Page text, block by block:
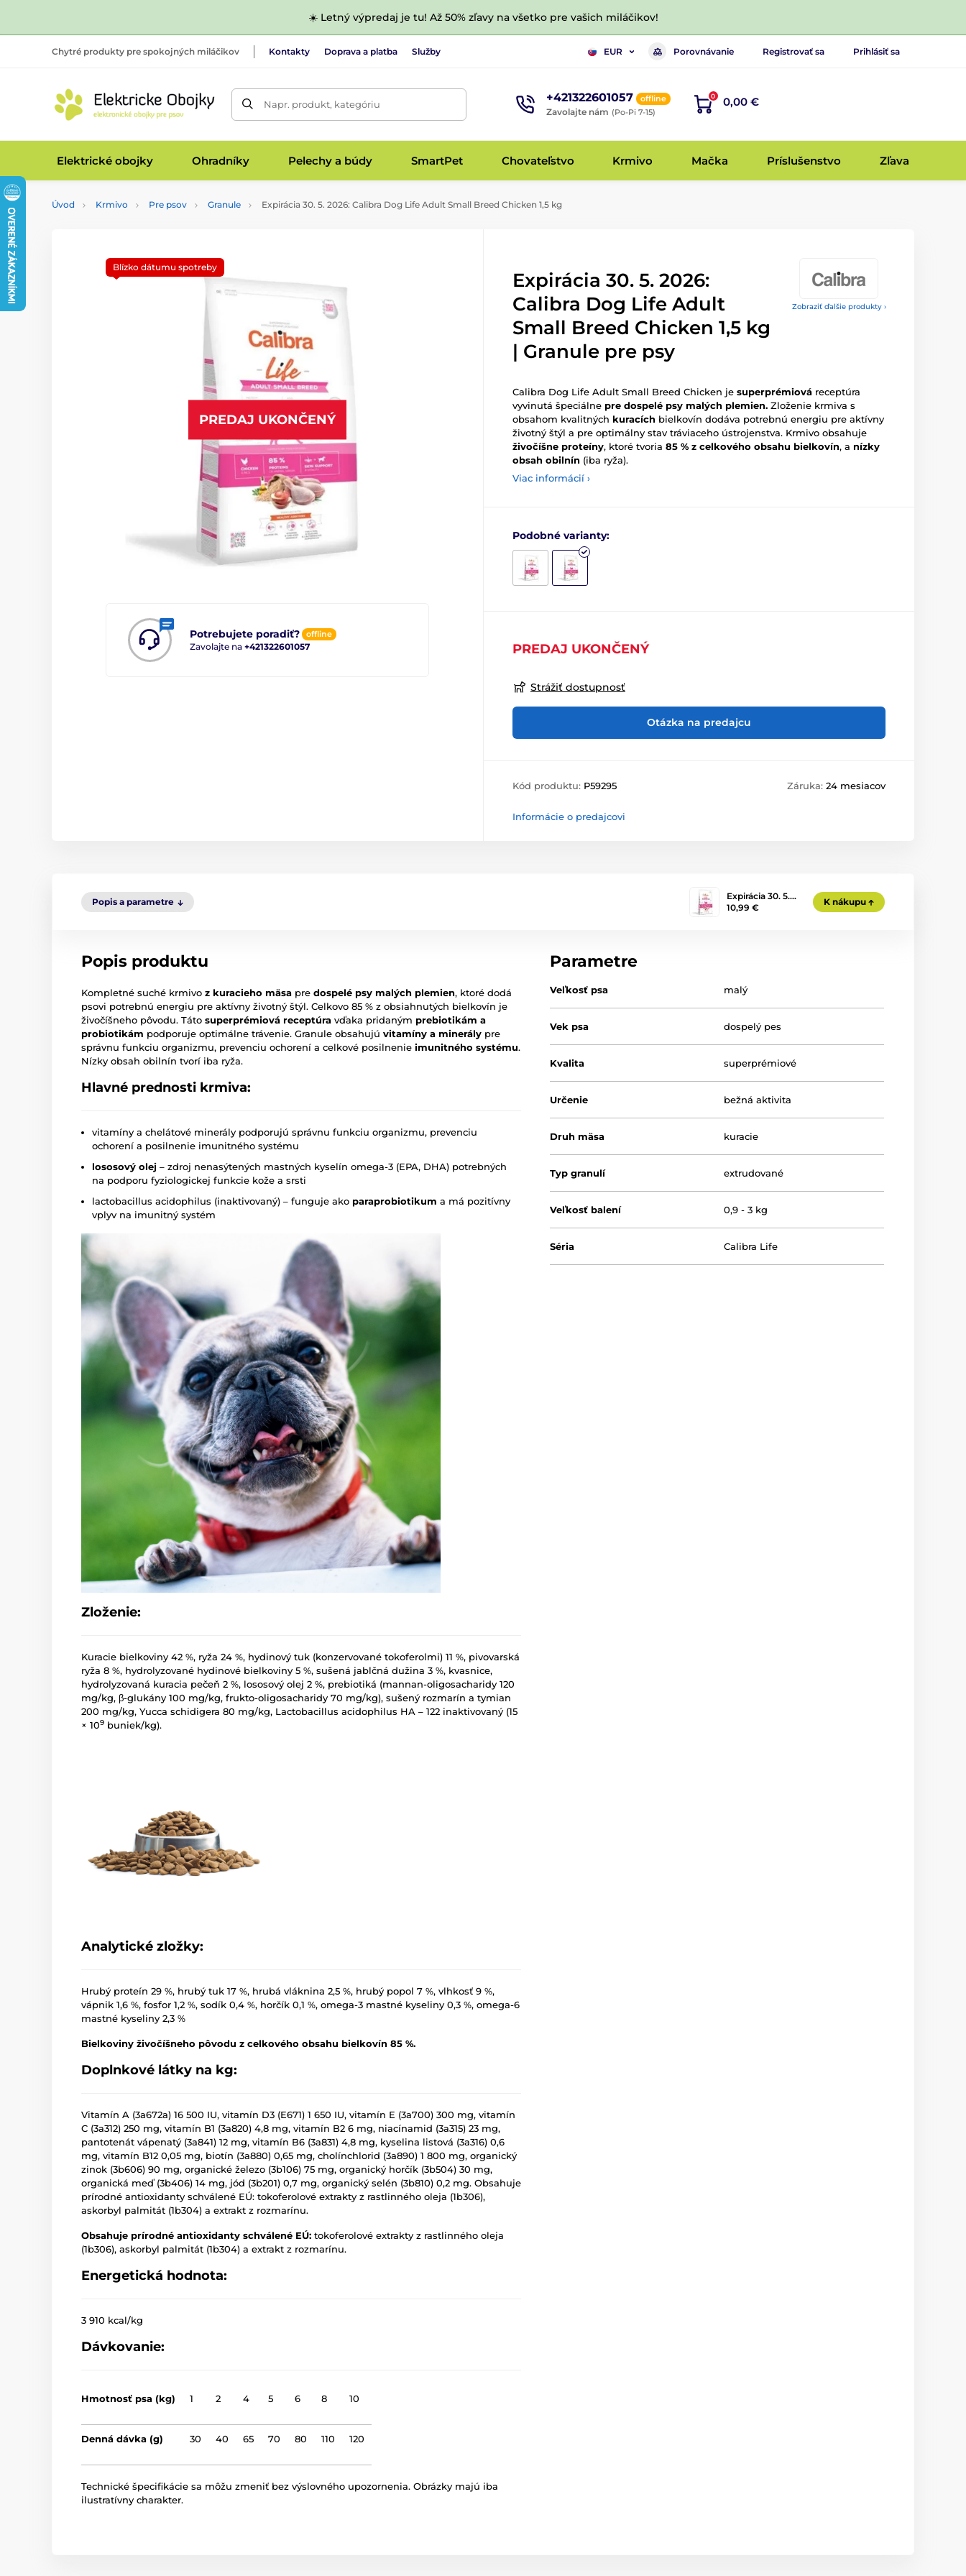
☀️ Letný výpredaj je tu! Až 50% zľavy na všetko pre vašich miláčikov!
Chytré produkty pre spokojných miláčikov Kontakty Doprava a platba Služby EUR Porovnávanie Registrovať sa Prihlásiť sa
Napr. produkt, kategóriu +421322601057 offline
Zavolajte nám (Po-Pi 7-15)
0 0,00 €
Elektrické obojky Ohradníky Pelechy a búdy SmartPet Chovateľstvo Krmivo Mačka Príslušenstvo Zľava
Úvod Krmivo Pre psov Granule Expirácia 30. 5. 2026: Calibra Dog Life Adult Small Breed Chicken 1,5 kg
Zobraziť ďalšie produkty ›
PREDAJ UKONČENÝ
Potrebujete poradiť? offline
Zavolajte na +421322601057
Blízko dátumu spotreby
Expirácia 30. 5. 2026:
Calibra Dog Life Adult
Small Breed Chicken 1,5 kg
| Granule pre psy
Calibra Dog Life Adult Small Breed Chicken je superprémiová receptúra
vyvinutá špeciálne pre dospelé psy malých plemien. Zloženie krmiva s
obsahom kvalitných kuracích bielkovín dodáva potrebnú energiu pre aktívny
životný štýl a pre optimálny stav tráviaceho ústrojenstva. Krmivo obsahuje
živočíšne proteíny, ktoré tvoria 85 % z celkového obsahu bielkovín, a nízky
obsah obilnín (iba ryža).
Viac informácií ›
Podobné varianty:
PREDAJ UKONČENÝ
Strážiť dostupnosť
Otázka na predajcu
Kód produktu: P59295 Záruka: 24 mesiacov
Informácie o predajcovi
Popis a parametre
Expirácia 30. 5.…
10,99 €
K nákupu
Popis produktu
Kompletné suché krmivo z kuracieho mäsa pre dospelé psy malých plemien, ktoré dodá
psovi potrebnú energiu pre aktívny životný štýl. Celkovo 85 % z obsiahnutých bielkovín je
živočíšneho pôvodu. Táto superprémiová receptúra vďaka pridaným prebiotikám a
probiotikám podporuje optimálne trávenie. Granule obsahujú vitamíny a minerály pre
správnu funkciu organizmu, prevenciu ochorení a celkové posilnenie imunitného systému.
Nízky obsah obilnín tvorí iba ryža.
Hlavné prednosti krmiva:
vitamíny a chelátové minerály podporujú správnu funkciu organizmu, prevenciu
ochorení a posilnenie imunitného systému
lososový olej – zdroj nenasýtených mastných kyselín omega-3 (EPA, DHA) potrebných
na podporu fyziologickej funkcie kože a srsti
lactobacillus acidophilus (inaktivovaný) – funguje ako paraprobiotikum a má pozitívny
vplyv na imunitný systém
Zloženie:
Kuracie bielkoviny 42 %, ryža 24 %, hydinový tuk (konzervované tokoferolmi) 11 %, pivovarská
ryža 8 %, hydrolyzované hydinové bielkoviny 5 %, sušená jablčná dužina 3 %, kvasnice,
hydrolyzovaná kuracia pečeň 2 %, lososový olej 2 %, prebiotiká (mannan-oligosacharidy 120
mg/kg, β-glukány 100 mg/kg, frukto-oligosacharidy 70 mg/kg), sušený rozmarín a tymian
200 mg/kg, Yucca schidigera 80 mg/kg, Lactobacillus acidophilus HA – 122 inaktivovaný (15
× 109 buniek/kg).
Analytické zložky:
Hrubý proteín 29 %, hrubý tuk 17 %, hrubá vláknina 2,5 %, hrubý popol 7 %, vlhkosť 9 %,
vápnik 1,6 %, fosfor 1,2 %, sodík 0,4 %, horčík 0,1 %, omega-3 mastné kyseliny 0,3 %, omega-6
mastné kyseliny 2,3 %
Bielkoviny živočíšneho pôvodu z celkového obsahu bielkovín 85 %.
Doplnkové látky na kg:
Vitamín A (3a672a) 16 500 IU, vitamín D3 (E671) 1 650 IU, vitamín E (3a700) 300 mg, vitamín
C (3a312) 250 mg, vitamín B1 (3a820) 4,8 mg, vitamín B2 6 mg, niacínamid (3a315) 23 mg,
pantotenát vápenatý (3a841) 12 mg, vitamín B6 (3a831) 4,8 mg, kyselina listová (3a316) 0,6
mg, vitamín B12 0,05 mg, biotín (3a880) 0,65 mg, cholínchlorid (3a890) 1 800 mg, organický
zinok (3b606) 90 mg, organické železo (3b106) 75 mg, organický horčík (3b504) 30 mg,
organická meď (3b406) 14 mg, jód (3b201) 0,7 mg, organický selén (3b810) 0,2 mg. Obsahuje
prírodné antioxidanty schválené EÚ: tokoferolové extrakty z rastlinného oleja (1b306),
askorbyl palmitát (1b304) a extrakt z rozmarínu.
Obsahuje prírodné antioxidanty schválené EÚ: tokoferolové extrakty z rastlinného oleja
(1b306), askorbyl palmitát (1b304) a extrakt z rozmarínu.
Energetická hodnota:
3 910 kcal/kg
Dávkovanie:
Hmotnosť psa (kg) 1 2 4 5 6 8 10
Denná dávka (g) 30 40 65 70 80 110 120
Technické špecifikácie sa môžu zmeniť bez výslovného upozornenia. Obrázky majú iba
ilustratívny charakter.
Parametre
Veľkosť psa malý
Vek psa dospelý pes
Kvalita superprémiové
Určenie bežná aktivita
Druh mäsa kuracie
Typ granulí extrudované
Veľkosť balení 0,9 - 3 kg
Séria Calibra Life